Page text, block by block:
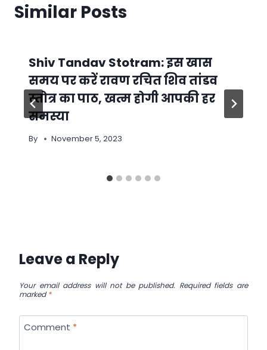
Similar Posts
Shiv Tandav Stotram: इस खास
समय पर करें रावण रचित शिव तांडव
स्तोत्र का पाठ, खत्म होगी आपकी हर
समस्या
By November 5, 2023
Leave a Reply
Your email address will not be published. Required fields are
marked*
Comment *